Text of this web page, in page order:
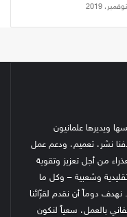
ويديرها علمانيون
نشر، تعميم، ودعم عمل
من أجل تعزيز وتقوية
تقليدية وشعبية – وكل ما
نهدف دوماً أن نقدم لقرّائنا
بالعمل، سعياً لنكون